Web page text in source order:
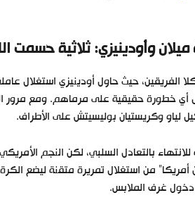
وأودينيزي: ثلاثية حسمت
الفريقين، حيث حاول أودينيزي استغلال
أي خطورة حقيقية على مرماهم. ومع مرور
لياو وكريستيان بوليسيتش على الأطراف.
بالتعادل السلبي، لكن النجم
من استغلال تمريرة متقنة ليضع
غرف الملابس.